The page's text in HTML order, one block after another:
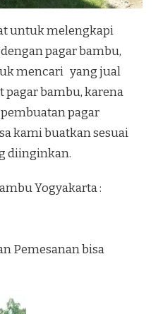
untuk melengkapi
pagar bambu,
mencari yang jual
pagar bambu, karena
pagar
kami buatkan sesuai
diinginkan.
Yogyakarta :
Pemesanan bisa